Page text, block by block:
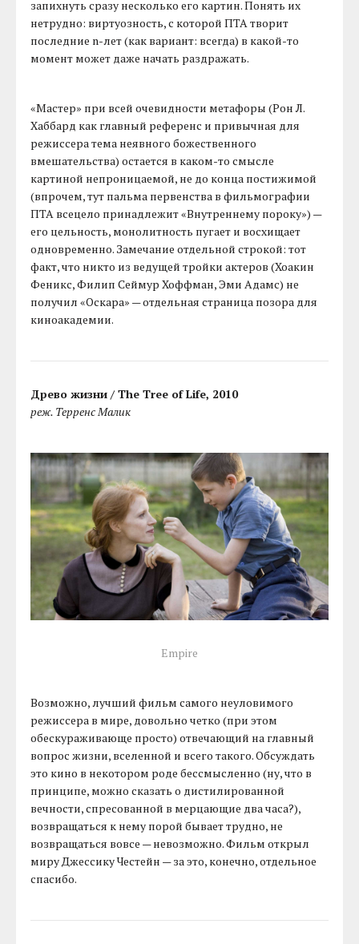
запихнуть сразу несколько его картин. Понять их
нетрудно: виртуозность, с которой ПТА творит
последние n-лет (как вариант: всегда) в какой-то
момент может даже начать раздражать.
«Мастер» при всей очевидности метафоры (Рон Л.
Хаббард как главный референс и привычная для
режиссера тема неявного божественного
вмешательства) остается в каком-то смысле
картиной непроницаемой, не до конца постижимой
(впрочем, тут пальма первенства в фильмографии
ПТА всецело принадлежит «Внутреннему пороку») —
его цельность, монолитность пугает и восхищает
одновременно. Замечание отдельной строкой: тот
факт, что никто из ведущей тройки актеров (Хоакин
Феникс, Филип Сеймур Хоффман, Эми Адамс) не
получил «Оскара» — отдельная страница позора для
киноакадемии.
Древо жизни / The Tree of Life, 2010
реж. Терренс Малик
Empire
Возможно, лучший фильм самого неуловимого
режиссера в мире, довольно четко (при этом
обескураживающе просто) отвечающий на главный
вопрос жизни, вселенной и всего такого. Обсуждать
это кино в некотором роде бессмысленно (ну, что в
принципе, можно сказать о дистилированной
вечности, спресованной в мерцающие два часа?),
возвращаться к нему порой бывает трудно, не
возвращаться вовсе — невозможно. Фильм открыл
миру Джессику Честейн — за это, конечно, отдельное
спасибо.